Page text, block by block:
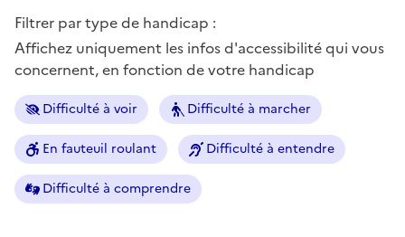
Filtrer par type de handicap :
Affichez uniquement les infos d'accessibilité qui vous
concernent, en fonction de votre handicap
Difficulté à voir Difficulté à marcher
En fauteuil roulant Difficulté à entendre
Difficulté à comprendre